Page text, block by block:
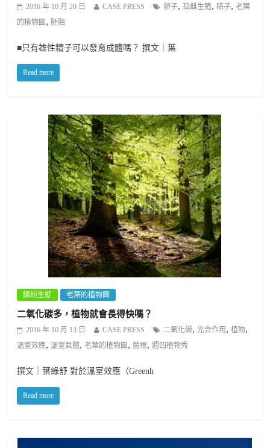
2016 年 10 月 20 日 CASE PRESS 卵子,孤雌生殖,精子,老葉
的植物園 ,胚胎
■只有雄性精子可以發育成體嗎？ 撰文｜葉
Read more
繽紛生態 老葉的植物園
二氧化碳多，植物就會長得快嗎？
2016 年 10 月 13 日 CASE PRESS 二氧化碳,光合作用 ,植物,
溫室效應,溫室氣體,老葉的植物園 , 菌根,週四植物秀
撰文｜葉綠舒 對於溫室效應（Greenh
Read more